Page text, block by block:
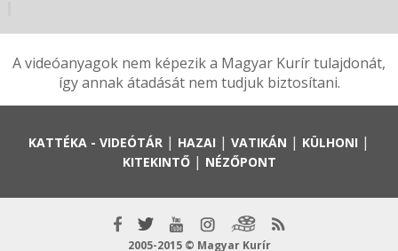
A videóanyagok nem képezik a Magyar Kurír tulajdonát,
így annak átadását nem tudjuk biztosítani.
KATTÉKA - VIDEÓTÁR | HAZAI | VATIKÁN | KÜLHONI |
KITEKINTŐ| NÉZŐPONT
2005-2015 © Magyar Kurír